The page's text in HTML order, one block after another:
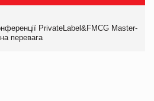
PrivateLabel&FMCG Master-
перевага